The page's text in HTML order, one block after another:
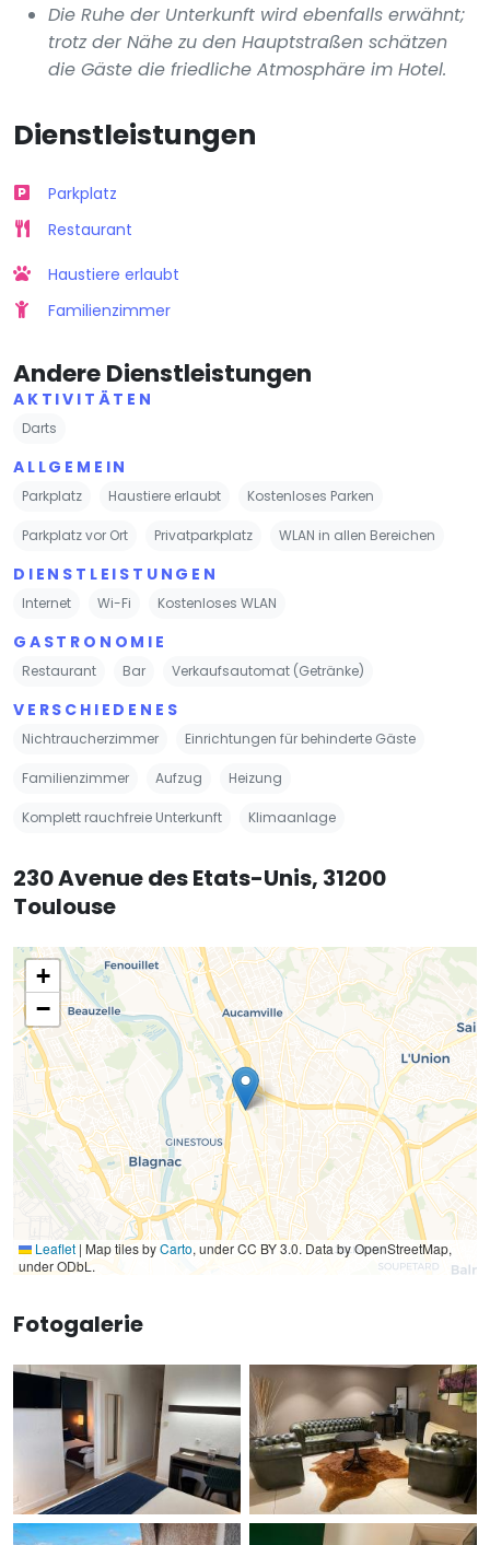
Die Ruhe der Unterkunft wird ebenfalls erwähnt;
trotz der Nähe zu den Hauptstraßen schätzen
die Gäste die friedliche Atmosphäre im Hotel.
Dienstleistungen
Parkplatz
Restaurant
Haustiere erlaubt
Familienzimmer
Andere Dienstleistungen
AKTIVITÄTEN
Darts
ALLGEMEIN
Parkplatz Haustiere erlaubt Kostenloses Parken
Parkplatz vor Ort Privatparkplatz WLAN in allen Bereichen
DIENSTLEISTUNGEN
Internet Wi-Fi Kostenloses WLAN
GASTRONOMIE
Restaurant Bar Verkaufsautomat (Getränke)
VERSCHIEDENES
Nichtraucherzimmer Einrichtungen für behinderte Gäste
Familienzimmer Aufzug Heizung
Komplett rauchfreie Unterkunft Klimaanlage
230 Avenue des Etats-Unis, 31200
Toulouse
+
−
Leaflet | Map tiles byCarto, under CC BY 3.0. Data by OpenStreetMap,
under ODbL.
Fotogalerie